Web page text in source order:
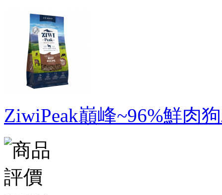
ZiwiPeak巔峰~96%鮮肉